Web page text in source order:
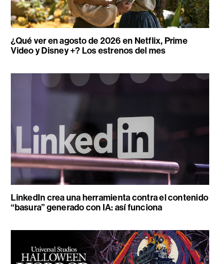
¿Qué ver en agosto de 2026 en Netflix, Prime
Video y Disney +? Los estrenos del mes
LinkedIn crea una herramienta contra el contenido
“basura” generado con IA: así funciona